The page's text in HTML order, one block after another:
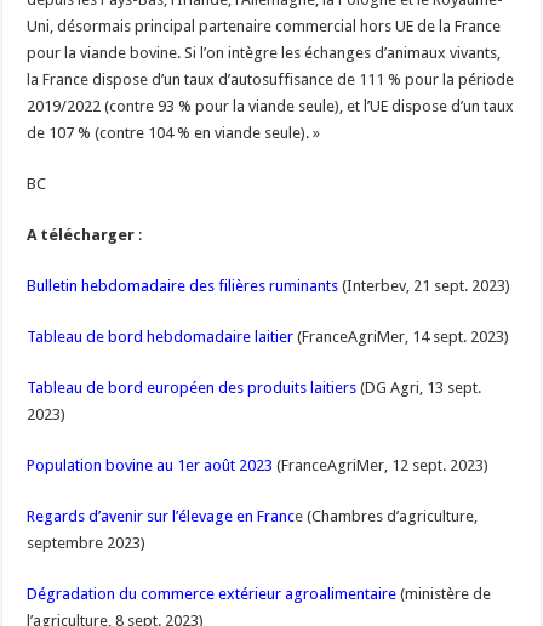
Uni, désormais principal partenaire commercial hors UE de la France
pour la viande bovine. Si l’on intègre les échanges d’animaux vivants,
la France dispose d’un taux d’autosuffisance de 111 % pour la période
2019/2022 (contre 93 % pour la viande seule), et l’UE dispose d’un taux
de 107 % (contre 104 % en viande seule). »
BC
A télécharger :
Bulletin hebdomadaire des filières ruminants (Interbev, 21 sept. 2023)
Tableau de bord hebdomadaire laitier (FranceAgriMer, 14 sept. 2023)
Tableau de bord européen des produits laitiers (DG Agri, 13 sept.
2023)
Population bovine au 1er août 2023 (FranceAgriMer, 12 sept. 2023)
Regards d’avenir sur l’élevage en France (Chambres d’agriculture,
septembre 2023)
Dégradation du commerce extérieur agroalimentaire (ministère de
l’agriculture, 8 sept. 2023)